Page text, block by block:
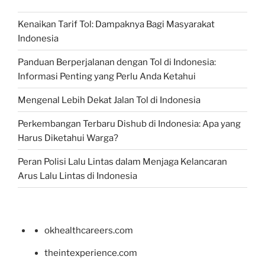
Kenaikan Tarif Tol: Dampaknya Bagi Masyarakat
Indonesia
Panduan Berperjalanan dengan Tol di Indonesia:
Informasi Penting yang Perlu Anda Ketahui
Mengenal Lebih Dekat Jalan Tol di Indonesia
Perkembangan Terbaru Dishub di Indonesia: Apa yang
Harus Diketahui Warga?
Peran Polisi Lalu Lintas dalam Menjaga Kelancaran
Arus Lalu Lintas di Indonesia
okhealthcareers.com
theintexperience.com